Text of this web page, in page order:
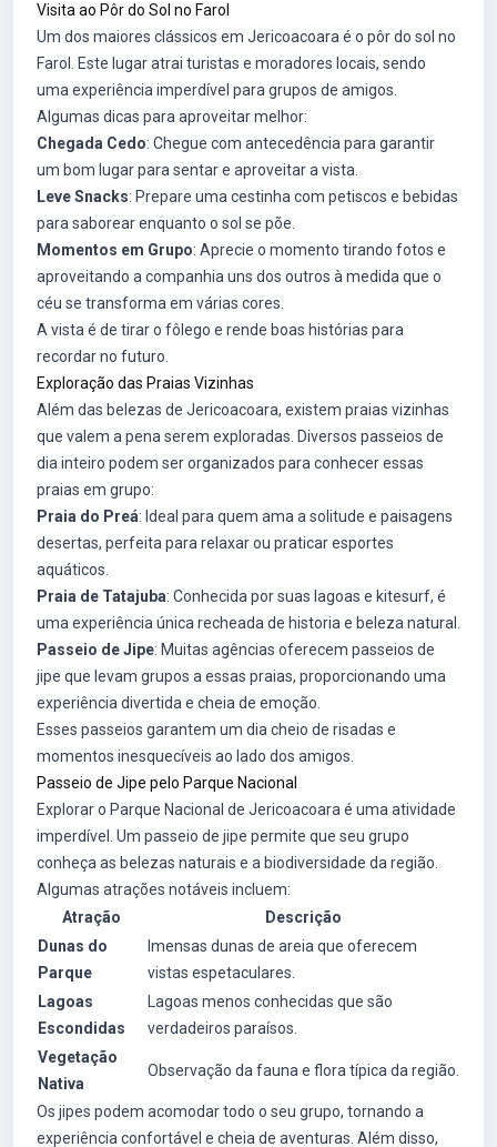
Visita ao Pôr do Sol no Farol
Um dos maiores clássicos em Jericoacoara é o pôr do sol no
Farol. Este lugar atrai turistas e moradores locais, sendo
uma experiência imperdível para grupos de amigos.
Algumas dicas para aproveitar melhor:
Chegada Cedo: Chegue com antecedência para garantir
um bom lugar para sentar e aproveitar a vista.
Leve Snacks: Prepare uma cestinha com petiscos e bebidas
para saborear enquanto o sol se põe.
Momentos em Grupo: Aprecie o momento tirando fotos e
aproveitando a companhia uns dos outros à medida que o
céu se transforma em várias cores.
A vista é de tirar o fôlego e rende boas histórias para
recordar no futuro.
Exploração das Praias Vizinhas
Além das belezas de Jericoacoara, existem praias vizinhas
que valem a pena serem exploradas. Diversos passeios de
dia inteiro podem ser organizados para conhecer essas
praias em grupo:
Praia do Preá: Ideal para quem ama a solitude e paisagens
desertas, perfeita para relaxar ou praticar esportes
aquáticos.
Praia de Tatajuba: Conhecida por suas lagoas e kitesurf, é
uma experiência única recheada de historia e beleza natural.
Passeio de Jipe: Muitas agências oferecem passeios de
jipe que levam grupos a essas praias, proporcionando uma
experiência divertida e cheia de emoção.
Esses passeios garantem um dia cheio de risadas e
momentos inesquecíveis ao lado dos amigos.
Passeio de Jipe pelo Parque Nacional
Explorar o Parque Nacional de Jericoacoara é uma atividade
imperdível. Um passeio de jipe permite que seu grupo
conheça as belezas naturais e a biodiversidade da região.
Algumas atrações notáveis incluem:
Atração
Descrição
Dunas do
Parque
Imensas dunas de areia que oferecem
vistas espetaculares.
Lagoas
Escondidas
Lagoas menos conhecidas que são
verdadeiros paraísos.
Vegetação
Nativa
Observação da fauna e flora típica da região.
Os jipes podem acomodar todo o seu grupo, tornando a
experiência confortável e cheia de aventuras. Além disso,